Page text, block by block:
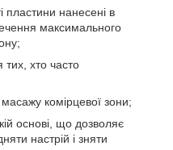
пластини нанесені в
максимального
хто часто
комірцевої зони;
основі, що дозволяє
настрій і зняти